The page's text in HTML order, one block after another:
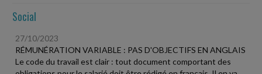
Social
27/10/2023
RÉMUNÉRATION VARIABLE : PAS D'OBJECTIFS EN ANGLAIS
Le code du travail est clair : tout document comportant des